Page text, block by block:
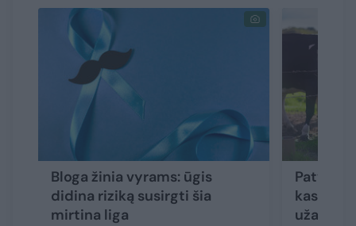
Bloga žinia vyrams: ūgis
didina riziką susirgti šia
mirtina liga
užauga